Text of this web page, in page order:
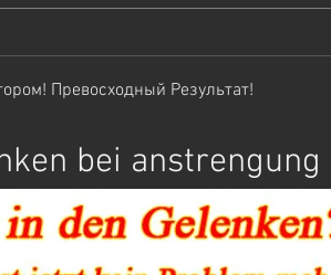
Превосходный Результат!
bei anstrengung